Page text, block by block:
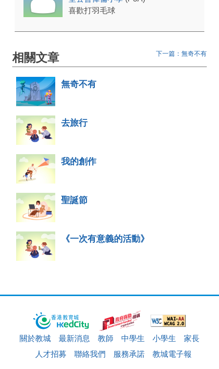
喜歡打羽毛球
下一篇：無奇不有
相關文章
無奇不有
去旅行
我的創作
聖誕節
《一次有意義的活動》
關於教城 最新消息 教師 中學生 小學生
家長
人才招募
聯絡我們 服務承諾 教城電子報